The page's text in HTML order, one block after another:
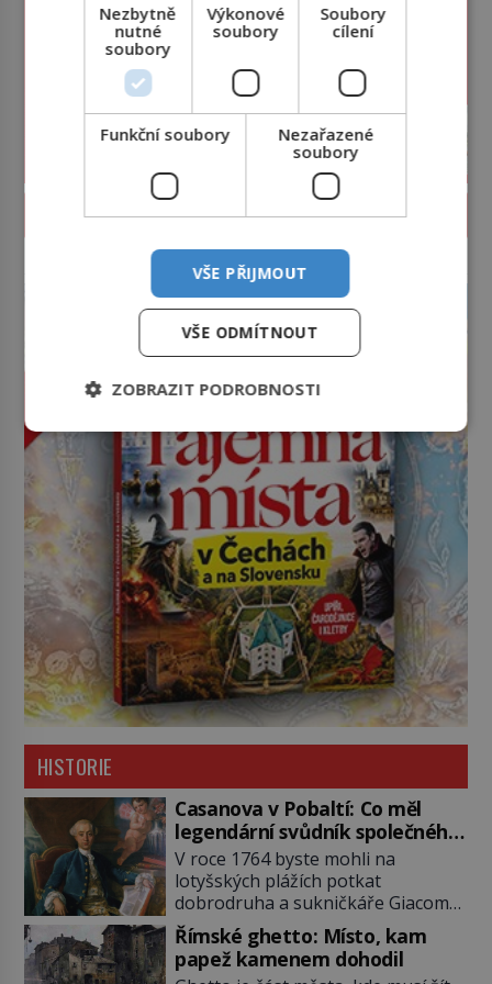
PROLISTOVAT ČASOPIS
reklama
HISTORIE
Casanova v Pobaltí: Co měl
legendární svůdník společného
se svobodnými zednáři?
V roce 1764 byste mohli na
lotyšských plážích potkat
dobrodruha a sukničkáře Giacoma
Casanovu. Jeho cesta k Baltskému
moři však nebyla turistickým
výletem, ale ryze pracovní cestou
Římské ghetto: Místo, kam
papež kamenem dohodil
Nezbytně
nutné
soubory
Výkonové
soubory
Soubory
cílení
Funkční soubory
Nezařazené
soubory
VŠE PŘIJMOUT
VŠE ODMÍTNOUT
ZOBRAZIT PODROBNOSTI